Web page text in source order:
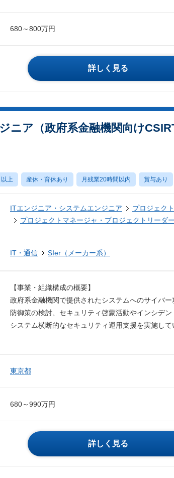
680～800万円
詳しく見る
ニア（政府系金融機関向け
上 産休・育休あり 月残業20時間以内 賞与あり
ITエンジニア・システムエンジニア
プロジェク
プロジェクトマネージャ・プロジェクトリーダ
IT・通信 SIer（メーカー系）
【事業・組織構成の概要】
政府系金融機関で提供されたシステムへのサイバ
防御策の検討、セキュリティ啓蒙活動やインシデ
システム横断的なセキュリティ運用支援を実施して
東京都
680～990万円
詳しく見る